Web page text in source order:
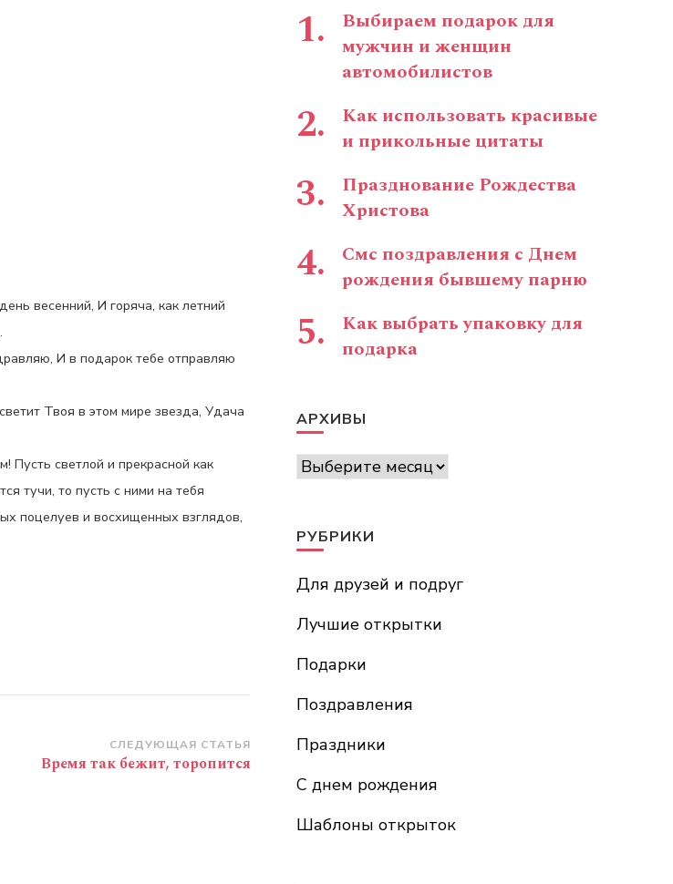
весенний, И горяча, как летний
И в подарок тебе отправляю
Твоя в этом мире звезда, Удача
Пусть светлой и прекрасной как
тучи, то пусть с ними на тебя
поцелуев и восхищенных взглядов,
СЛЕДУЮЩАЯ СТАТЬЯ
Время так бежит, торопится
Выбираем подарок для
мужчин и женщин
автомобилистов
Как использовать красивые
и прикольные цитаты
Празднование Рождества
Христова
Смс поздравления с Днем
рождения бывшему парню
Как выбрать упаковку для
подарка
АРХИВЫ
Архивы
РУБРИКИ
Для друзей и подруг
Лучшие открытки
Подарки
Поздравления
Праздники
С днем рождения
Шаблоны открыток